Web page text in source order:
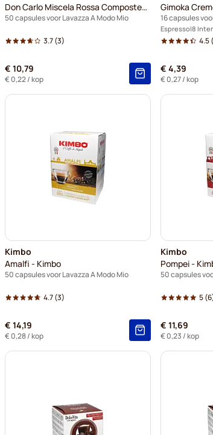
Don Carlo Miscela Rossa Composteerbaar
50 capsules voor Lavazza A Modo Mio
3.7(3)
€ 10,79
€ 0,22/ kop
Gimoka
16 capsules
Espresso 8
4.5
€ 4,39
€ 0,27/ kop
Kimbo
Amalfi - Kimbo
50 capsules voor Lavazza A Modo Mio
4.7(3)
€ 14,19
€ 0,28/ kop
Kimbo
Pompei -
50 capsules
5
€ 11,69
€ 0,23 / kop